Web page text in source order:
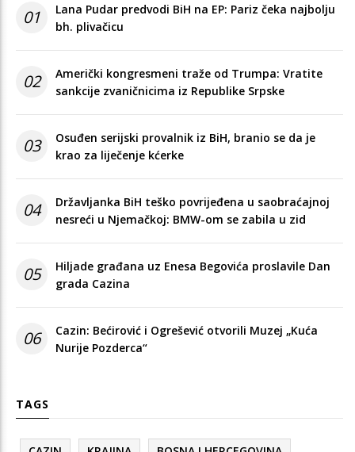
01
Lana Pudar predvodi BiH na EP: Pariz čeka najbolju
bh. plivačicu
02
Američki kongresmeni traže od Trumpa: Vratite
sankcije zvaničnicima iz Republike Srpske
03
Osuđen serijski provalnik iz BiH, branio se da je
krao za liječenje kćerke
04
Državljanka BiH teško povrijeđena u saobraćajnoj
nesreći u Njemačkoj: BMW-om se zabila u zid
05
Hiljade građana uz Enesa Begovića proslavile Dan
grada Cazina
06
Cazin: Bećirović i Ogrešević otvorili Muzej „Kuća
Nurije Pozderca“
TAGS